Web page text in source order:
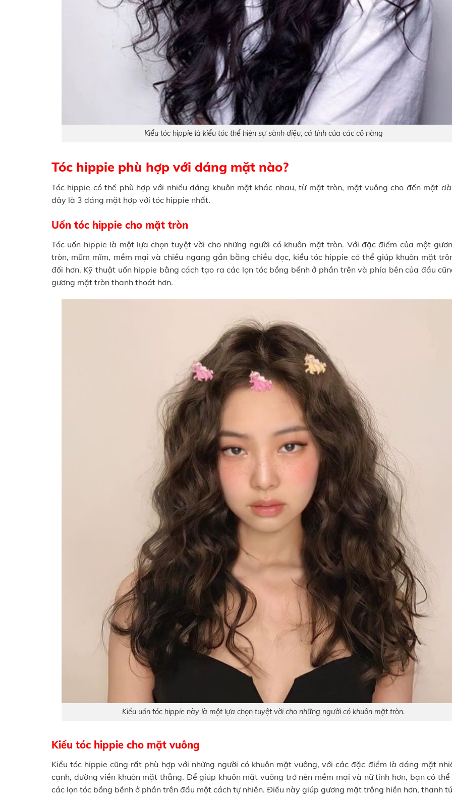
Kiểu tóc hippie là kiểu tóc thể hiện sự sành điệu, cá tính của các cô nàng
Tóc hippie phù hợp với dáng mặt nào?
Tóc hippie có thể phù hợp với nhiều dáng khuôn mặt khác nhau, từ mặt tròn, mặt vuông cho đến mặt
đây là 3 dáng mặt hợp với tóc hippie nhất.
Uốn tóc hippie cho mặt tròn
Tóc uốn hippie là một lựa chọn tuyệt vời cho những người có khuôn mặt tròn. Với đặc điểm của một
tròn, mũm mĩm, mềm mại và chiều ngang gần bằng chiều dọc, kiểu tóc hippie có thể giúp khuôn mặt
đối hơn. Kỹ thuật uốn hippie bằng cách tạo ra các lọn tóc bồng bềnh ở phần trên và phía bên của đầu
gương mặt tròn thanh thoát hơn.
Kiểu uốn tóc hippie này là một lựa chọn tuyệt vời cho những người có khuôn mặt tròn.
Kiểu tóc hippie cho mặt vuông
Kiểu tóc hippie cũng rất phù hợp với những người có khuôn mặt vuông, với các đặc điểm là dáng mặt
cạnh, đường viền khuôn mặt thẳng. Để giúp khuôn mặt vuông trở nên mềm mại và nữ tính hơn, bạn có
các lọn tóc bồng bềnh ở phần trên đầu một cách tự nhiên. Điều này giúp gương mặt trông hiền hơn, thanh